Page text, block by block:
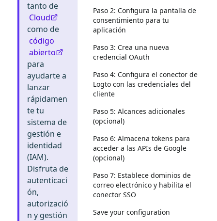
tanto de
Cloud
como de
código
abierto
para
ayudarte a
lanzar
rápidamen
te tu
sistema de
gestión e
identidad
(IAM).
Disfruta de
autenticaci
ón,
autorizació
n y gestión
Paso 2: Configura la pantalla de
consentimiento para tu
aplicación
Paso 3: Crea una nueva
credencial OAuth
Paso 4: Configura el conector de
Logto con las credenciales del
cliente
Paso 5: Alcances adicionales
(opcional)
Paso 6: Almacena tokens para
acceder a las APIs de Google
(opcional)
Paso 7: Establece dominios de
correo electrónico y habilita el
conector SSO
Save your configuration